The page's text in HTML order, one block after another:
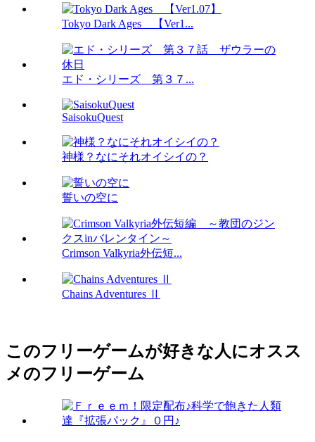
Tokyo Dark Ages 【Ver1...
エド・シリーズ 第３７...
SaisokuQuest
神様？なにそれオイシイの？
誓いの空に
Crimson Valkyria外伝短...
Chains Adventures Ⅱ
このフリーゲームが好きな人にオスス
メのフリーゲーム